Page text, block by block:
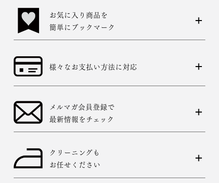
お気に入り商品を
簡単にブックマーク
様々なお支払い方法に対応
メルマガ会員登録で
最新情報をチェック
クリーニングも
お任せください